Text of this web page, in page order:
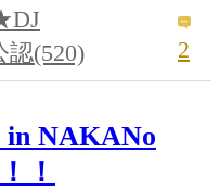
認(520)
2
in NAKANo
！